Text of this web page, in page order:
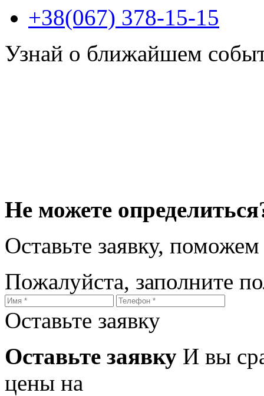
+38(067) 378-15-15
Узнай о ближайшем
Не можете
Оставьте заявку,
Пожалуйста, заполните
Оставьте заявку
Оставьте заявку И вы
цены на